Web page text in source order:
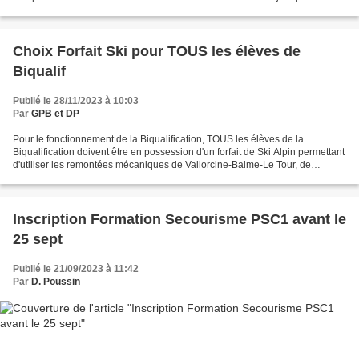
Choix Forfait Ski pour TOUS les élèves de
Biqualif
Publié le 28/11/2023 à 10:03
Par GPB et DP
Pour le fonctionnement de la Biqualification, TOUS les élèves de la
Biqualification doivent être en possession d'un forfait de Ski Alpin permettant
d'utiliser les remontées mécaniques de Vallorcine-Balme-Le Tour, de
Inscription Formation Secourisme PSC1 avant le
25 sept
Publié le 21/09/2023 à 11:42
Par D. Poussin